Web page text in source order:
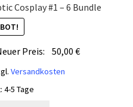
Cosplay #1 – 6 Bundle
war:
€
Preis: 50,00€Aktueller
Versandkosten
4-5 Tage